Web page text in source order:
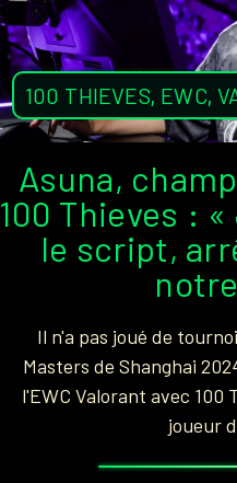
100 THIEVES, EWC,
Asuna,
100 Thieves :
le script,
Il n'a pas joué de
Masters de Shanghai
l'EWC Valorant avec 100
joueur